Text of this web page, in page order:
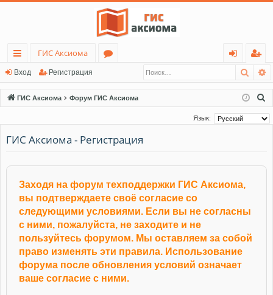
с
ы
лк
ГИС Аксиома
ру
м
д
ег
ис
тр
Вход Регистрация
ГИС Аксиома Форум ГИС Аксиома
и
Язык:
ГИС Аксиома - Регистрация
Заходя на форум техподдержки ГИС Аксиома,
вы подтверждаете своё согласие со
следующими условиями. Если вы не согласны
с ними, пожалуйста, не заходите и не
пользуйтесь форумом. Мы оставляем за собой
право изменять эти правила. Использование
форума после обновления условий означает
ваше согласие с ними.